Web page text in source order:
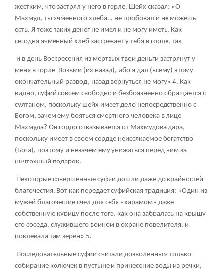
жестким, что застрял у него в горле. Шейх сказал: «О
Махмуд, ты ячменного хлеба... не пробовал и не можешь
есть. Я тоже таких денег не имел и не могу иметь. Как
сегодня ячменный хлеб застревает у тебя в горле, так
и в день Воскресения из мертвых твои деньги застрянут у
меня в горле. Возьми (их назад), ибо я дал (всему) этому
окончательный развод, назад вернуться не могу» 4. Как
видно, суфий совсем свободно и безбоязненно обращается с
султаном, поскольку шейх имеет дело непосредственно с
Богом, зачем ему бояться смертного человека в лице
Махмуда? Он гордо отказывается от Махмудова дара,
поскольку имеет в своем сердце неиссякаемое богатство
(Бога), поэтому и незачем ему унижаться перед ним за
ничтожный подарок.
Некоторые совершенные суфии дошли даже до крайностей
благочестия. Вот как передает суфийская традиция: «Один из
мужей благочестие счел для себя «харамом» даже
собственную курицу после того, как она забралась на крышу
его соседа, служившего воином в охране повелителя, и
поклевала там зерен» 5.
Последовательные суфии считали дозволенным только
собирание колючек в пустыне и принесение воды из речки,